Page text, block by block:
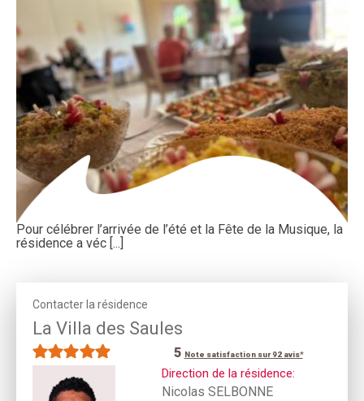
Pour célébrer l’arrivée de l’été et la Fête de la Musique, la
résidence a véc [...]
Contacter la résidence
La Villa des Saules
5 Note satisfaction sur 92 avis*
Direction de la résidence:
Nicolas SELBONNE